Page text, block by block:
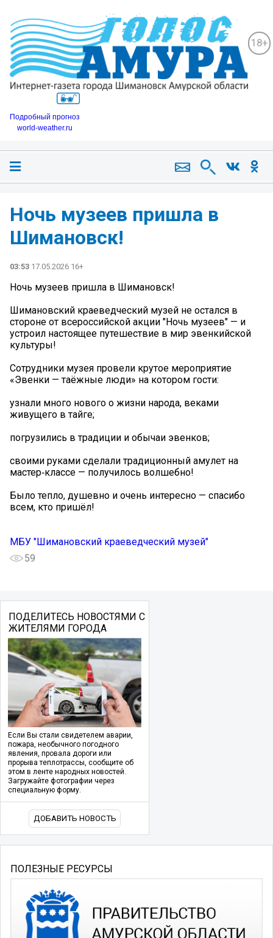
18+
Подробный прогноз
world-weather.ru
Ночь музеев пришла в
Шимановск!
03:53 17.05.2026 16+
Ночь музеев пришла в Шимановск!
Шимановский краеведческий музей не остался в
стороне от всероссийской акции "Ночь музеев" — и
устроил настоящее путешествие в мир эвенкийской
культуры!
Сотрудники музея провели крутое мероприятие
«Эвенки — таёжные люди» на котором гости:
узнали много нового о жизни народа, веками
живущего в тайге;
погрузились в традиции и обычаи эвенков;
своими руками сделали традиционный амулет на
мастер‑классе — получилось волшебно!
Было тепло, душевно и очень интересно — спасибо
всем, кто пришёл! ️
МБУ "Шимановский краеведческий музей"
59
ПОДЕЛИТЕСЬ НОВОСТЯМИ С
ЖИТЕЛЯМИ ГОРОДА
Если Вы стали свидетелем аварии,
пожара, необычного погодного
явления, провала дороги или
прорыва теплотрассы, сообщите об
этом в ленте народных новостей.
Загружайте фотографии через
специальную форму.
ДОБАВИТЬ НОВОСТЬ
ПОЛЕЗНЫЕ РЕСУРСЫ